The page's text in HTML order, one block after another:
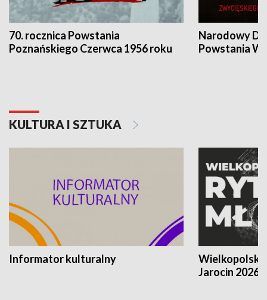
70. rocznica Powstania
Poznańskiego Czerwca 1956 roku
Narodowy
Powstania
KULTURA I SZTUKA
Informator kulturalny
Jarocin 2026